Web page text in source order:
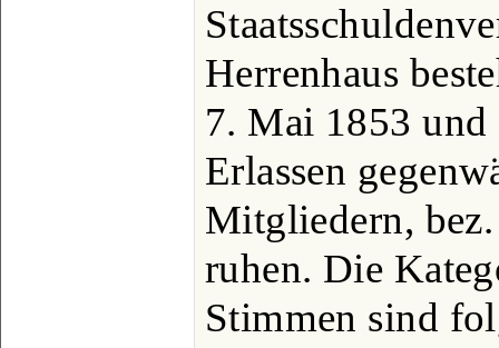
Herrenhaus
7. Mai 1853
Erlassen
Mitgliedern,
ruhen. Die
Stimmen sind